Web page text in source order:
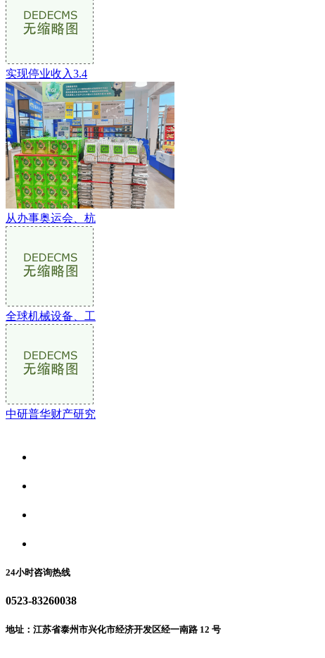
实现停业收入3.4
从办事奥运会、杭
全球机械设备、工
中研普华财产研究
24小时咨询热线
0523-83260038
地址：江苏省泰州市兴化市经济开发区经一南路 12 号